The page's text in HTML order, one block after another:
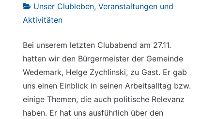
Unser Clubleben, Veranstaltungen und
Aktivitäten
Bei unserem letzten Clubabend am 27.11.
hatten wir den Bürgermeister der Gemeinde
Wedemark, Helge Zychlinski, zu Gast. Er gab
uns einen Einblick in seinen Arbeitsalltag bzw.
einige Themen, die auch politische Relevanz
haben. Er hat uns ausführlich über den